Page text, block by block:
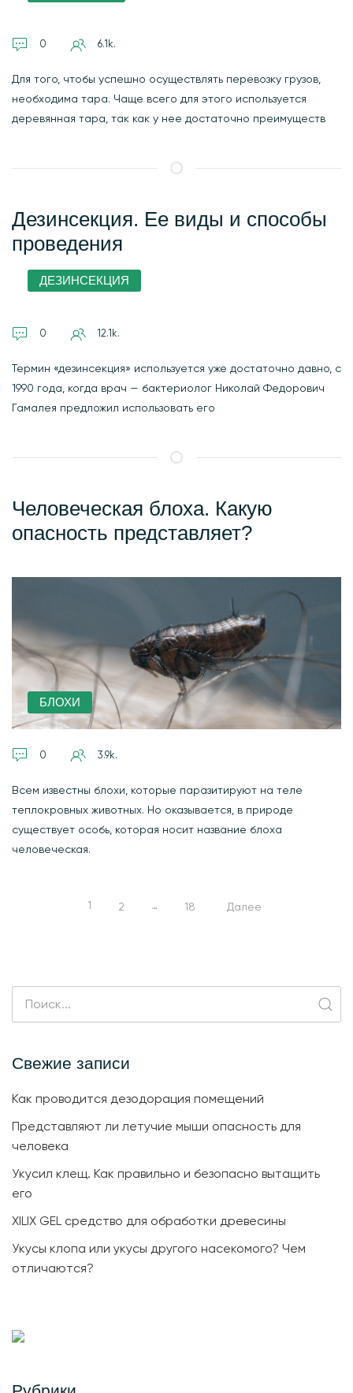
0 6.1k.
Для того, чтобы успешно осуществлять перевозку грузов,
необходима тара. Чаще всего для этого используется
деревянная тара, так как у нее достаточно преимуществ
Дезинсекция. Ее виды и способы
проведения
ДЕЗИНСЕКЦИЯ
0 12.1k.
Термин «дезинсекция» используется уже достаточно давно, с
1990 года, когда врач — бактериолог Николай Федорович
Гамалея предложил использовать его
Человеческая блоха. Какую
опасность представляет?
БЛОХИ
0 3.9k.
Всем известны блохи, которые паразитируют на теле
теплокровных животных. Но оказывается, в природе
существует особь, которая носит название блоха
человеческая.
1 2 … 18 Далее
Свежие записи
Как проводится дезодорация помещений
Представляют ли летучие мыши опасность для
человека
Укусил клещ. Как правильно и безопасно вытащить
его
XILIX GEL средство для обработки древесины
Укусы клопа или укусы другого насекомого? Чем
отличаются?